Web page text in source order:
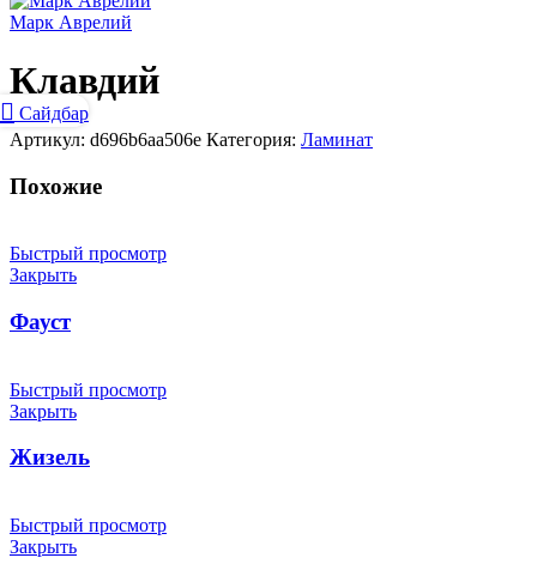
Марк Аврелий
Клавдий
Артикул: d696b6aa506e Категория: Ламинат
Похожие
Быстрый просмотр
Закрыть
Фауст
Быстрый просмотр
Закрыть
Жизель
Быстрый просмотр
Закрыть
Сайдбар